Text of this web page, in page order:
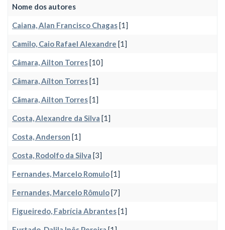
Nome dos autores
Caiana, Alan Francisco Chagas[1]
Camilo, Caio Rafael Alexandre [1]
Câmara, Ailton Torres[10]
Câmara, Aílton Torres[1]
Cãmara, Ailton Torres[1]
Costa, Alexandre da Silva [1]
Costa, Anderson [1]
Costa, Rodolfo da Silva [3]
Fernandes, Marcelo Romulo[1]
Fernandes, Marcelo Rômulo[7]
Figueiredo, Fabrícia Abrantes[1]